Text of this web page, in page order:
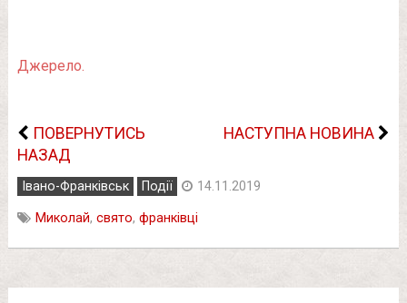
Джерело.
ПОВЕРНУТИСЬ
НАЗАД
НАСТУПНА НОВИНА
Івано-Франківськ Події 14.11.2019
Миколай, свято, франківці